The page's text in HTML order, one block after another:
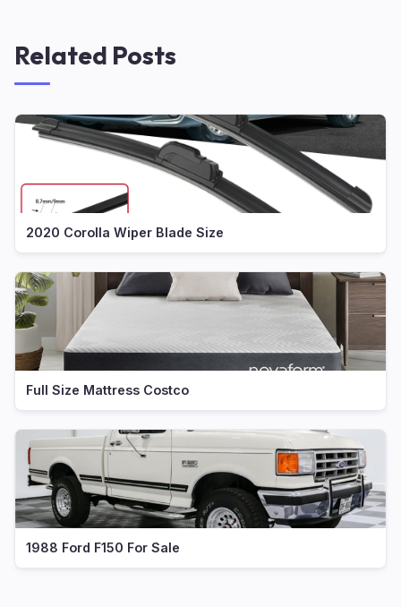
Related Posts
2020 Corolla Wiper Blade Size
Full Size Mattress Costco
1988 Ford F150 For Sale